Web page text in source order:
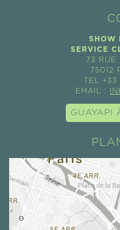
SHOW
SERVICE
73 RUE
75012
TEL
EMAIL :
GUAYAPI